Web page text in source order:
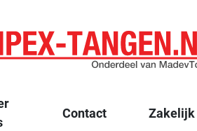
Contact Zakelijk